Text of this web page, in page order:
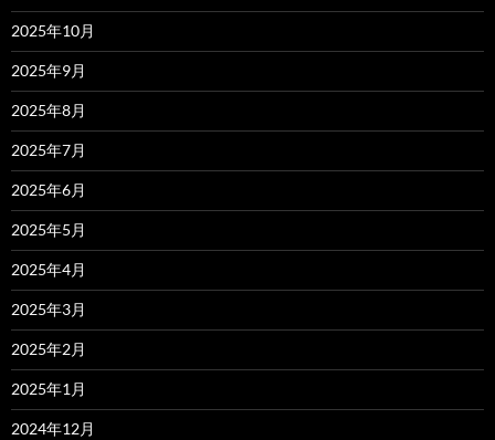
2025年10月
2025年9月
2025年8月
2025年7月
2025年6月
2025年5月
2025年4月
2025年3月
2025年2月
2025年1月
2024年12月